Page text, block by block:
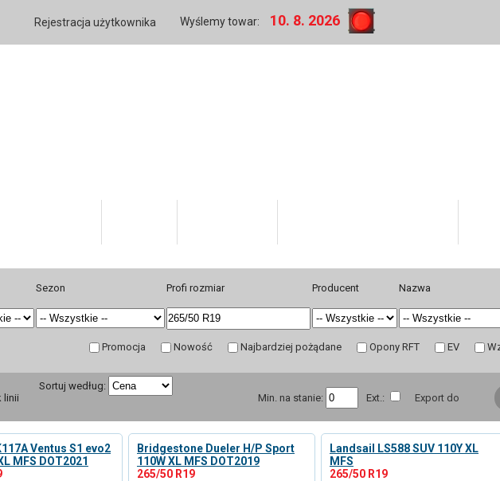
Rejestracja użytkownika Wyślemy towar: 10. 8. 2026
Sezon Profi rozmiar Producent Nazwa
Promocja Nowość Najbardziej pożądane Opony RFT EV
Export do
Ext.:
Min. na stanie:
linii
Sortuj według:
Ventus S1 evo2
MFS DOT2021
Bridgestone Dueler H/P Sport
110W XL MFS DOT2019
265/50 R19
Landsail LS588 SUV 110Y XL
MFS
265/50 R19